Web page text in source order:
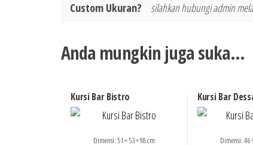
Custom Ukuran?
silahkan hubungi admin
Anda mungkin juga suka…
Kursi Bar Bistro
Dimensi: 51 × 53 × 98 cm
Kursi Bar
Dimensi: 46